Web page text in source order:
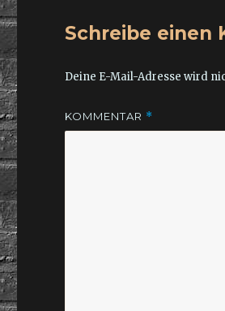
Schreibe einen
Deine E-Mail-Adresse wird
KOMMENTAR *